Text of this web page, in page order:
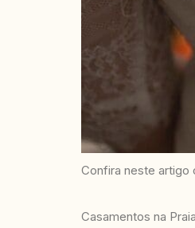
Confira neste artigo
Casamentos na